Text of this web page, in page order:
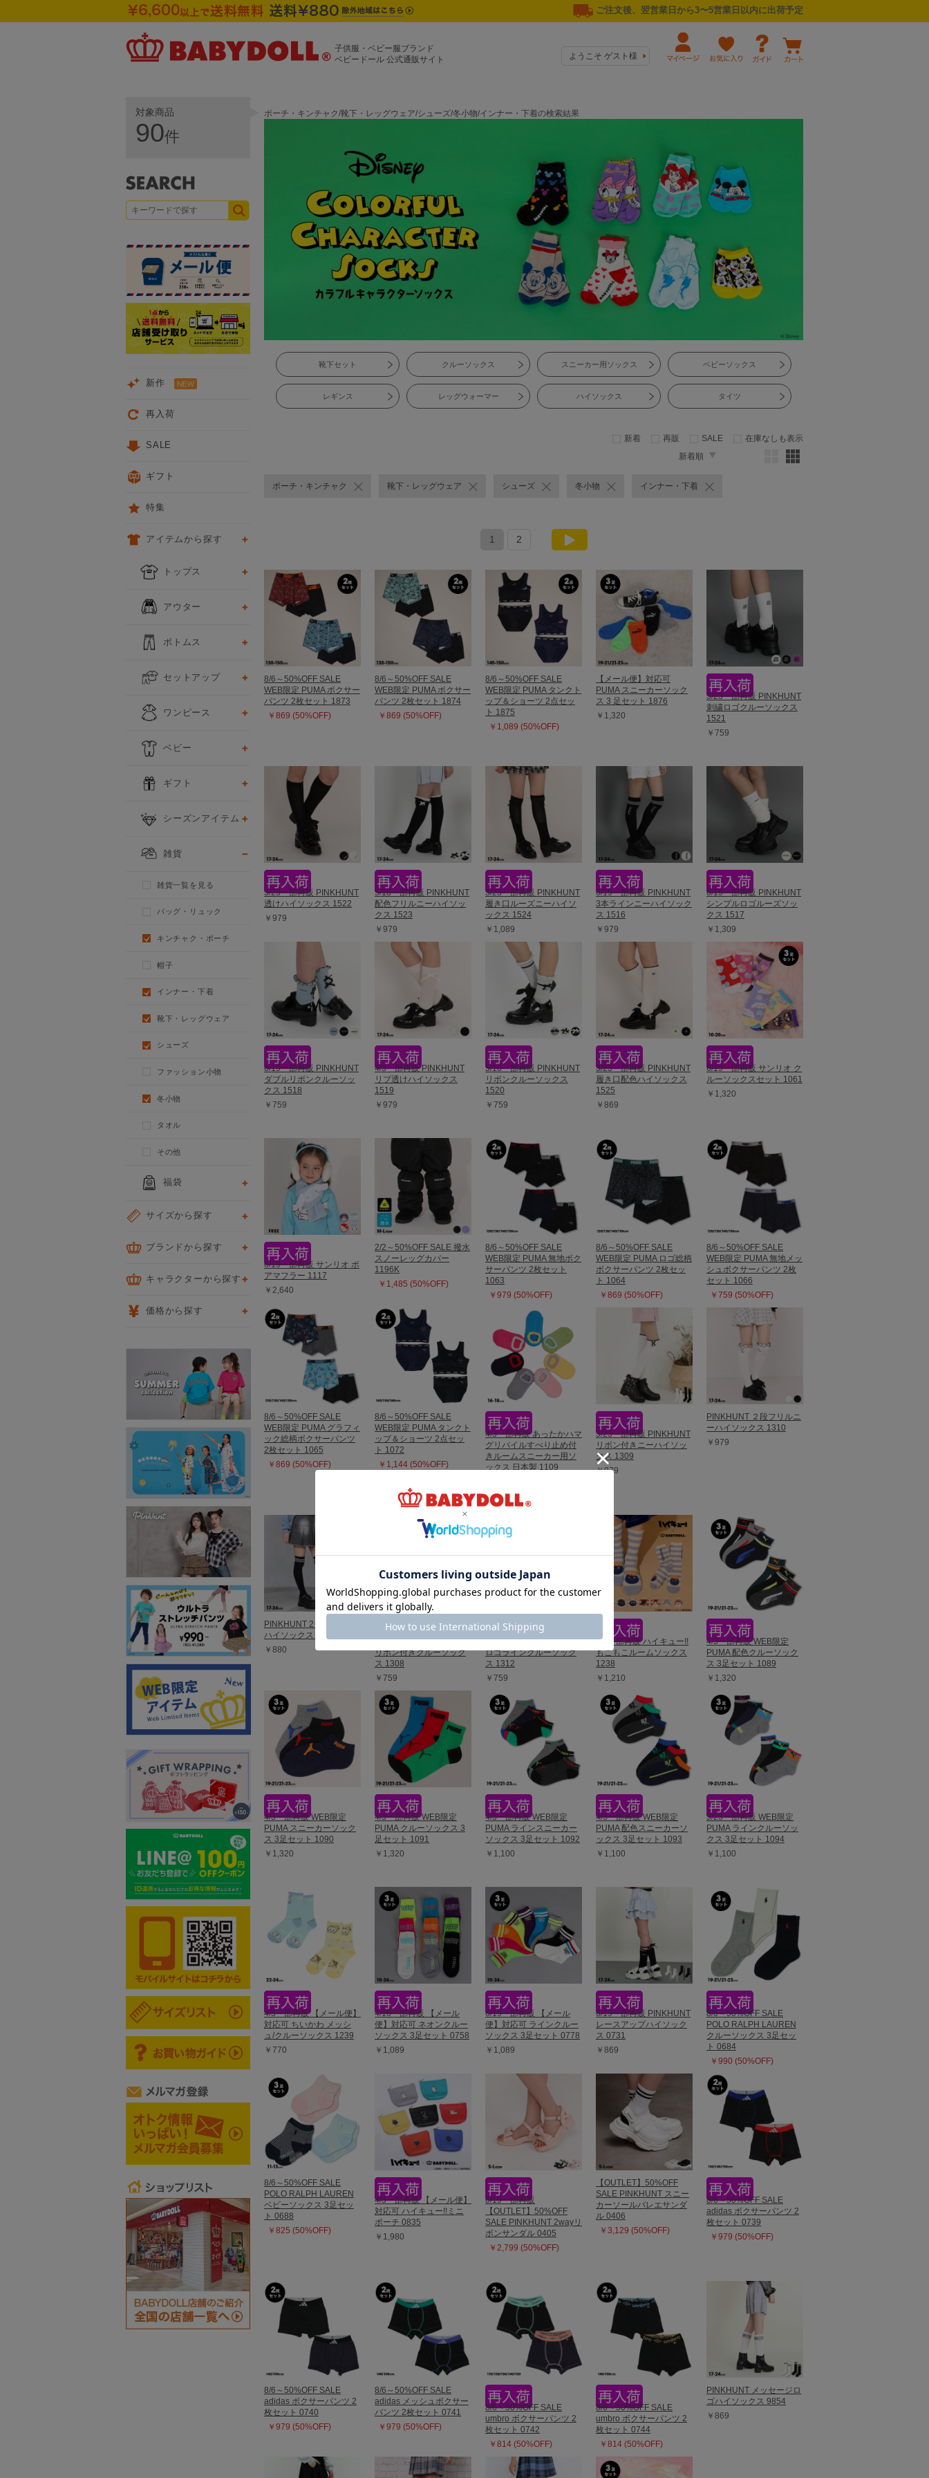
ご注文後、翌営業日から3〜5営業日以内に出荷予定
子供服・ベビー服ブランド
ベビードール 公式通販サイト
ようこそ ゲスト様
ポーチ・キンチャク/靴下・レッグウェア/シューズ/冬小物/インナー・下着の検索結果
靴下セット クルーソックス スニーカー用ソックス ベビーソックス
レギンス レッグウォーマー ハイソックス タイツ
新着 再販 SALE
在庫なしも表示
新着順
ポーチ・キンチャク 靴下・レッグウェア シューズ 冬小物 インナー・下着
1 2
次
8/6～50%OFF SALE
WEB限定 PUMA ボクサー
パンツ 2枚セット 1873
￥869 (50%OFF)
8/6～50%OFF SALE
WEB限定 PUMA ボクサー
パンツ 2枚セット 1874
￥869 (50%OFF)
8/6～50%OFF SALE
WEB限定 PUMA タンクト
ップ＆ショーツ 2点セッ
ト 1875
￥1,089 (50%OFF)
【メール便】対応可
PUMA スニーカーソック
ス 3 足セット 1876
￥1,320
3/23一部再販 PINKHUNT
刺繍ロゴクルーソックス
1521
￥759
3/23一部再販 PINKHUNT
透けハイソックス 1522
￥979
5/18一部再販 PINKHUNT
配色フリルニーハイソッ
クス 1523
￥979
3/23一部再販 PINKHUNT
履き口ルーズニーハイソ
ックス 1524
￥1,089
6/19一部再販 PINKHUNT
3本ラインニーハイソック
ス 1516
￥979
6/19一部再販 PINKHUNT
シンプルロゴルーズソッ
クス 1517
￥1,309
6/19一部再販 PINKHUNT
ダブルリボンクルーソッ
クス 1518
￥759
4/3一部再販 PINKHUNT
リブ透けハイソックス
1519
￥979
5/18一部再販 PINKHUNT
リボンクルーソックス
1520
￥759
3/23一部再販 PINKHUNT
履き口配色ハイソックス
1525
￥869
6/19一部再販 サンリオ ク
ルーソックスセット 1061
￥1,320
6/19一部再販 サンリオ ボ
アマフラー 1117
￥2,640
2/2～50%OFF SALE 撥水
スノーレッグカバー
1196K
￥1,485 (50%OFF)
8/6～50%OFF SALE
WEB限定 PUMA 無地ボク
サーパンツ 2枚セット
1063
￥979 (50%OFF)
8/6～50%OFF SALE
WEB限定 PUMA ロゴ総柄
ボクサーパンツ 2枚セッ
ト 1064
￥869 (50%OFF)
8/6～50%OFF SALE
WEB限定 PUMA 無地メッ
シュボクサーパンツ 2枚
セット 1066
￥759 (50%OFF)
8/6～50%OFF SALE
WEB限定 PUMA グラフィ
ック総柄ボクサーパンツ
2枚セット 1065
￥869 (50%OFF)
8/6～50%OFF SALE
WEB限定 PUMA タンクト
ップ＆ショーツ 2点セッ
ト 1072
￥1,144 (50%OFF)
4/3一部再販 あったかハマ
グリパイルすべり止め付
きルームスニーカー用ソ
ックス 日本製 1109
3/23一部再販 PINKHUNT
リボン付きニーハイソッ
クス 1309
￥979
PINKHUNT ２段フリルニ
ーハイソックス 1310
￥979
PINKHUNT 2ラインニー
ハイソックス 1311
￥880
6/19一部再販 PINKHUNT
リボン付きクルーソック
ス 1308
￥759
5/18一部再販 PINKHUNT
ロゴラインクルーソック
ス 1312
￥759
4/3一部再販 ハイキュー!!
もこもこルームソックス
1238
￥1,210
4/3一部再販 WEB限定
PUMA 配色クルーソック
ス 3足セット 1089
￥1,320
4/3一部再販 WEB限定
PUMA スニーカーソック
ス 3足セット 1090
￥1,320
4/3一部再販 WEB限定
PUMA クルーソックス 3
足セット 1091
￥1,320
4/3一部再販 WEB限定
PUMA ラインスニーカー
ソックス 3足セット 1092
￥1,100
4/3一部再販 WEB限定
PUMA 配色スニーカーソ
ックス 3足セット 1093
￥1,100
3/23一部再販 WEB限定
PUMA ラインクルーソッ
クス 3足セット 1094
￥1,100
4/3一部再販 【メール便】
対応可 ちいかわ メッシ
ュ/クルーソックス 1239
￥770
4/16一部再販 【メール
便】対応可 ネオンクルー
ソックス 3足セット 0758
￥1,089
6/19一部再販 【メール
便】対応可 ラインクルー
ソックス 3足セット 0778
￥1,089
6/19一部再販 PINKHUNT
レースアップハイソック
ス 0731
￥869
8/6～50%OFF SALE
POLO RALPH LAUREN
クルーソックス 3足セッ
ト 0684
￥990 (50%OFF)
8/6～50%OFF SALE
POLO RALPH LAUREN
ベビーソックス 3足セッ
ト 0688
￥825 (50%OFF)
4/3一部再販 【メール便】
対応可 ハイキュー!!ミニ
ポーチ 0835
￥1,980
6/19一部再販
【OUTLET】50%OFF
SALE PINKHUNT 2wayリ
ボンサンダル 0405
￥2,799 (50%OFF)
【OUTLET】50%OFF
SALE PINKHUNT スニー
カーソールバレエサンダ
ル 0406
￥3,129 (50%OFF)
8/6～50%OFF SALE
adidas ボクサーパンツ 2
枚セット 0739
￥979 (50%OFF)
8/6～50%OFF SALE
adidas ボクサーパンツ 2
枚セット 0740
￥979 (50%OFF)
8/6～50%OFF SALE
adidas メッシュボクサー
パンツ 2枚セット 0741
￥979 (50%OFF)
8/6～50%OFF SALE
umbro ボクサーパンツ 2
枚セット 0742
￥814 (50%OFF)
8/6～50%OFF SALE
umbro ボクサーパンツ 2
枚セット 0744
￥814 (50%OFF)
PINKHUNT メッセージロ
ゴハイソックス 9854
￥869
対象商品
90件
新作
再入荷
SALE
ギフト
特集
アイテムから探す
トップス
アウター
ボトムス
セットアップ
ワンピース
ベビー
ギフト
シーズンアイテム
雑貨
雑貨一覧を見る
バッグ・リュック
キンチャク・ポーチ
帽子
インナー・下着
靴下・レッグウェア
シューズ
ファッション小物
冬小物
タオル
その他
福袋
サイズから探す
ブランドから探す
キャラクターから探す
価格から探す